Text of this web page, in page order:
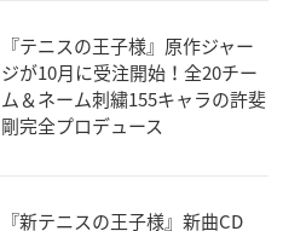
『テニスの王子様』原作ジャー
ジが10月に受注開始！全20チー
ム＆ネーム刺繍155キャラの許斐
剛完全プロデュース
『新テニスの王子様』新曲CD